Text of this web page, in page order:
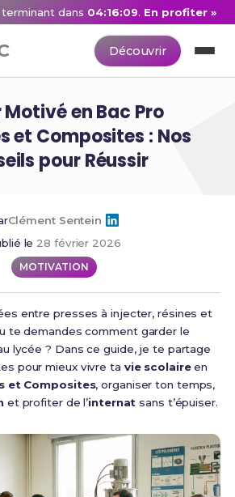
dans 04:16:08. En profiter »
Découvrir
Motivé en Bac Pro
et Composites : Nos
pour Réussir
Clément Sentein
le 28 février 2026
MOTIVATION
entre presses à injecter, résines et
te demandes comment garder le
lycée ? Dans ce guide, je te partage
pour mieux vivre ta vie scolaireen
et Composites, organiser ton temps,
et profiter de l’internat sans t’épuiser.